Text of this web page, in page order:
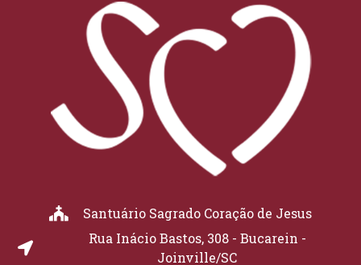
Santuário Sagrado Coração de Jesus
Rua Inácio Bastos, 308 - Bucarein -
Joinville/SC